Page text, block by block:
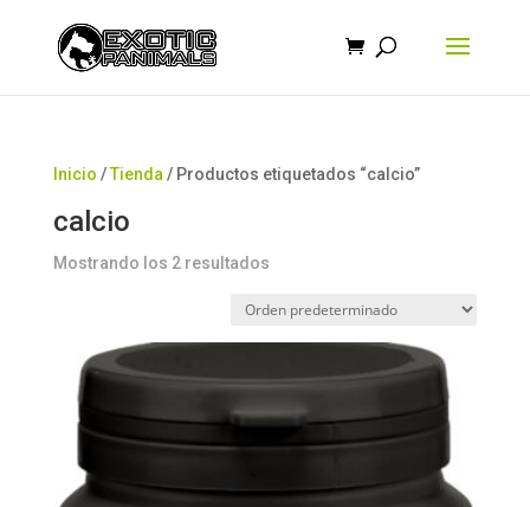
Inicio /Tienda / Productos etiquetados “calcio”
calcio
Mostrando los 2 resultados